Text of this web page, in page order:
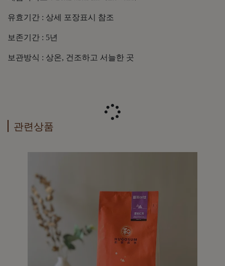
유효기간 : 상세 포장표시 참조
보존기간 : 5년
보관방식 : 상온, 건조하고 서늘한 곳
관련상품